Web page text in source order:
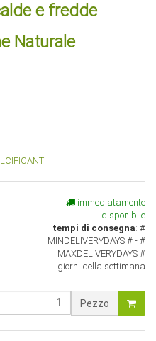
e fredde
Naturale
immediatamente
disponibile
tempi di consegna: #
MINDELIVERYDAYS # - #
MAXDELIVERYDAYS #
giorni della settimana
Pezzo